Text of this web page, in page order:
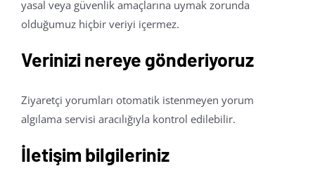
yasal veya güvenlik amaçlarına uymak zorunda
olduğumuz hiçbir veriyi içermez.
Verinizi nereye gönderiyoruz
Ziyaretçi yorumları otomatik istenmeyen yorum
algılama servisi aracılığıyla kontrol edilebilir.
İletişim bilgileriniz